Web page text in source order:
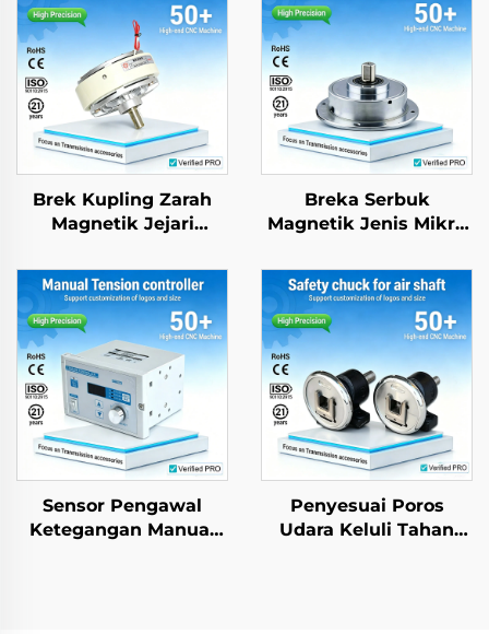
Brek Kupling Zarah
Magnetik Jejari
Tinggi Piawaian OEM
DIN Baharu
Breka Serbuk
Magnetik Jenis Mikro
Mesra Alam Sekitar
untuk Kawalan
Ketegangan pada
Komponen
Pembuatan Beg
Sensor Pengawal
Ketegangan Manual
Penyesuai Poros
Udara Keluli Tahan